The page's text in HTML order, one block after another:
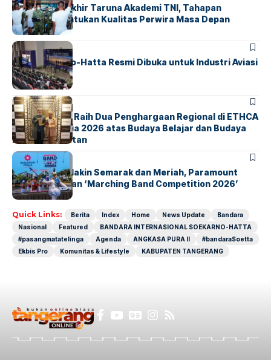
Sidang Pantukhir Taruna Akademi TNI, Tahapan
Strategis Tentukan Kualitas Perwira Masa Depan
BANDARA BERITA
IALC Soekarno-Hatta Resmi Dibuka untuk Industri Aviasi
Dunia
BERITA
ParagonCorp Raih Dua Penghargaan Regional di ETHCA
Southeast Asia 2026 atas Budaya Belajar dan Budaya
Kebermanfaatan
BERITA INDEX
Akhir Pekan Makin Semarak dan Meriah, Paramount
Petals Hadirkan ‘Marching Band Competition 2026’
Quick Links: Berita Index Home News Update
Bandara
Nasional
Featured
BANDARA INTERNASIONAL SOEKARNO-HATTA
#pasangmatatelinga
Agenda ANGKASA PURA II
#bandaraSoetta
Ekbis Pro
Komunitas & Lifestyle KABUPATEN TANGERANG